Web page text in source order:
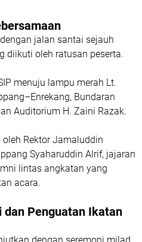
jalan santai sejauh
diikuti oleh ratusan peserta.
menuju lampu merah Lt.
Bundaran
Auditorium H. Zaini Razak.
Rektor Jamaluddin
Syaharuddin Alrif, jajaran
lintas angkatan yang
acara.
Penguatan Ikatan